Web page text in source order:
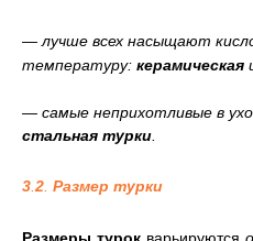
— лучше всех насыщают
температуру: керамическая
— самые неприхотливые в
стальная турки
3 2 Размер турки